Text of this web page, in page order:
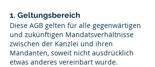
1. Geltungsbereich
Diese AGB gelten für alle gegenwärtigen
und zukünftigen Mandatsverhältnisse
zwischen der Kanzlei und ihren
Mandanten, soweit nicht ausdrücklich
etwas anderes vereinbart wurde.